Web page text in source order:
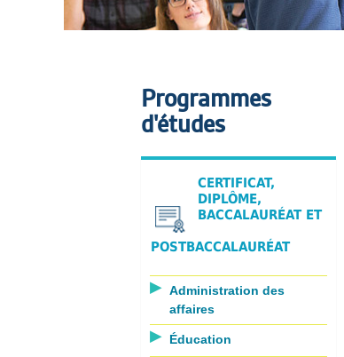
Programmes
d'études
CERTIFICAT,
DIPLÔME,
BACCALAURÉAT ET
POSTBACCALAURÉAT
Administration des
affaires
Éducation